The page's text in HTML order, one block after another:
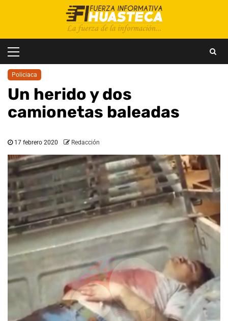
principal
Policiaca
Un herido y dos
camionetas baleadas
17 febrero 2020 Redacción